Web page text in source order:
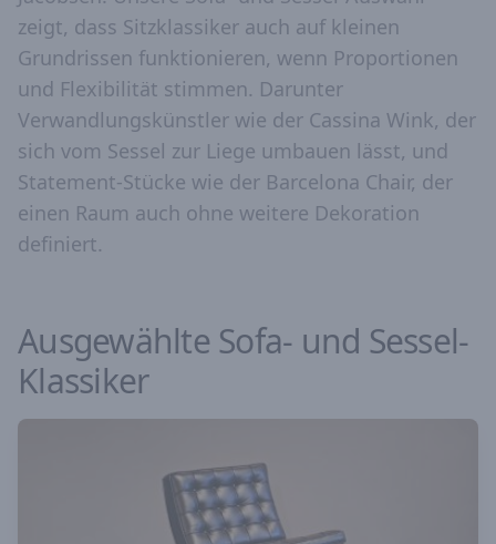
zeigt, dass Sitzklassiker auch auf kleinen
Grundrissen funktionieren, wenn Proportionen
und Flexibilität stimmen. Darunter
Verwandlungskünstler wie der Cassina Wink, der
sich vom Sessel zur Liege umbauen lässt, und
Statement-Stücke wie der Barcelona Chair, der
einen Raum auch ohne weitere Dekoration
definiert.
Ausgewählte Sofa- und Sessel-
Klassiker